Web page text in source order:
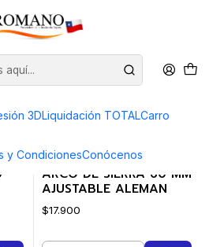
3DLiquidación TOTALCarro
y CondicionesConócenos
Herramientas
60|Niqua
ARCO DE SIERRA 60 MM
AJUSTABLE ALEMAN
$17.900